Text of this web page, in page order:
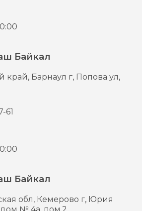
Байкал
край, Барнаул г, Попова ул,
61
Байкал
обл, Кемерово г, Юрия